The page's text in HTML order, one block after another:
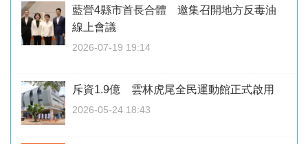
藍營4縣市首長合體 邀集召開地方反毒油
線上會議
2026-07-19 19:14
斥資1.9億 雲林虎尾全民運動館正式啟用
2026-05-24 18:43